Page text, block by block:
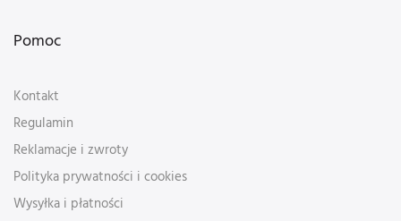
Pomoc
Kontakt
Regulamin
Reklamacje i zwroty
Polityka prywatności i cookies
Wysyłka i płatności